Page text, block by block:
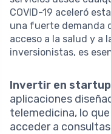
COVID-19 aceleró
una fuerte demanda
acceso a la salud y a
inversionistas, es
Invertir en
aplicaciones
telemedicina, lo
acceder a